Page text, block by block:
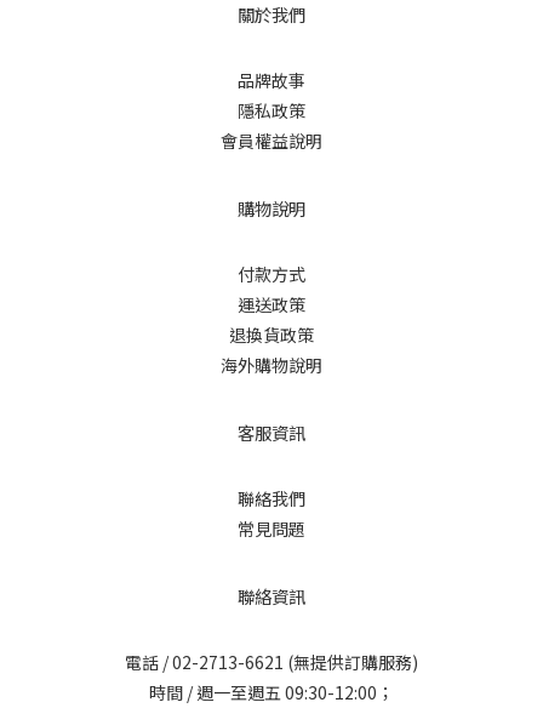
關於我們
品牌故事
隱私政策
會員權益說明
購物說明
付款方式
運送政策
退換貨政策
海外購物說明
客服資訊
聯絡我們
常見問題
聯絡資訊
電話 /02-2713-6621 (無提供訂購服務)
時間 / 週一至週五 09:30-12:00；